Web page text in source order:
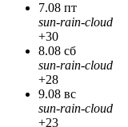
7.08 пт
sun-rain-cloud
+30
8.08 сб
sun-rain-cloud
+28
9.08 вс
sun-rain-cloud
+23